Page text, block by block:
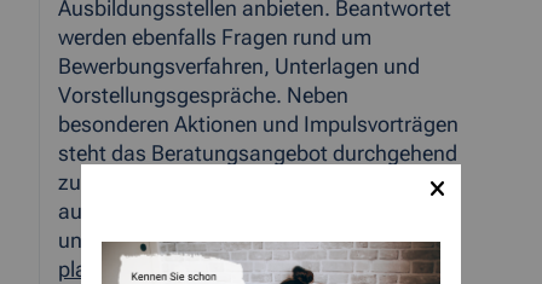
Ausbildungsstellen anbieten. Beantwortet
werden ebenfalls Fragen rund um
Bewerbungsverfahren, Unterlagen und
Vorstellungsgespräche. Neben
besonderen Aktionen und Impulsvorträgen
steht das Beratungsangebot durchgehend
zur Verfügung. Das Programm, bestehend
aus 13 Veranstaltungen, ist zu finden
unter:
www.aquis-
plaza.de/events/woche-der-ausbildung-